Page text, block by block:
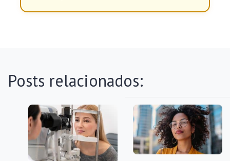
Posts relacionados: